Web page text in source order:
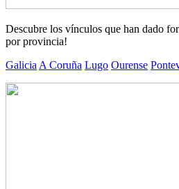
Descubre los vínculos que han dado
por provincia!
Galicia A Coruña Lugo Ourense